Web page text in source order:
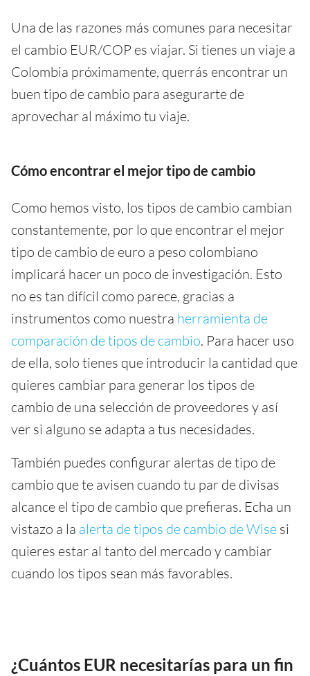
Una de las razones más comunes para necesitar
el cambio EUR/COP es viajar. Si tienes un viaje a
Colombia próximamente, querrás encontrar un
buen tipo de cambio para asegurarte de
aprovechar al máximo tu viaje.
Cómo encontrar el mejor tipo de cambio
Como hemos visto, los tipos de cambio cambian
constantemente, por lo que encontrar el mejor
tipo de cambio de euro a peso colombiano
implicará hacer un poco de investigación. Esto
no es tan difícil como parece, gracias a
instrumentos como nuestra herramienta de
comparación de tipos de cambio. Para hacer uso
de ella, solo tienes que introducir la cantidad que
quieres cambiar para generar los tipos de
cambio de una selección de proveedores y así
ver si alguno se adapta a tus necesidades.
También puedes configurar alertas de tipo de
cambio que te avisen cuando tu par de divisas
alcance el tipo de cambio que prefieras. Echa un
vistazo a la alerta de tipos de cambio de Wise si
quieres estar al tanto del mercado y cambiar
cuando los tipos sean más favorables.
¿Cuántos EUR necesitarías para un fin